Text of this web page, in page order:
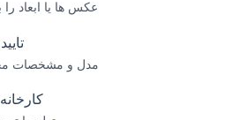
عکس ها یا ابعاد را
مدل و مشخصات